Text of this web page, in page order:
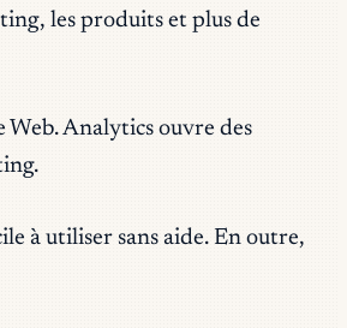
les produits et plus de
Web. Analytics ouvre des
à utiliser sans aide. En outre,